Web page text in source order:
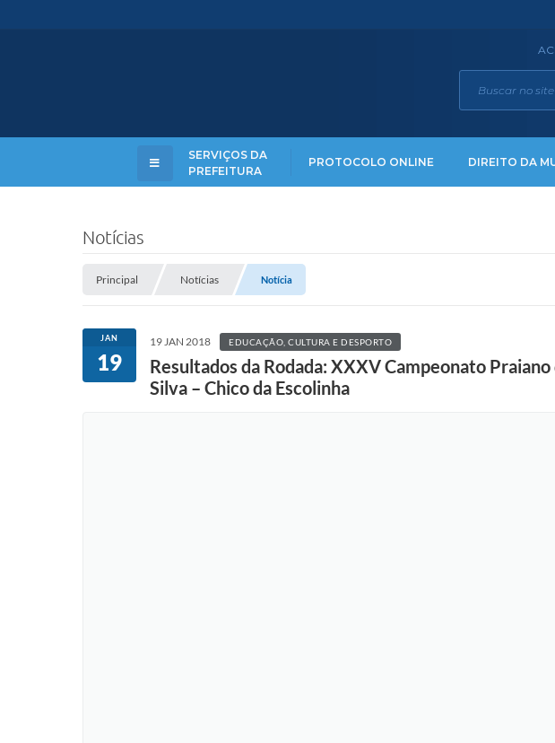
SERVIÇOS DA
PREFEITURA
PROTOCOLO ONLINE DIREITO DA
Notícias
Principal Notícias Notícia
JAN
19
19 JAN 2018 EDUCAÇÃO, CULTURA E DESPORTO
Resultados da Rodada: XXXV Campeonato
Silva – Chico da Escolinha